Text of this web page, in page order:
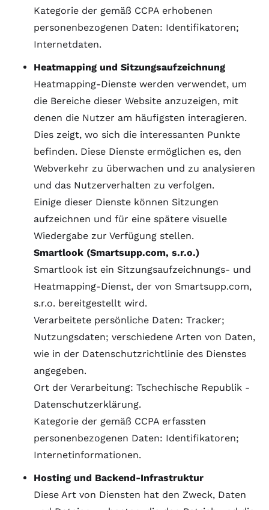
Kategorie der gemäß CCPA erhobenen
personenbezogenen Daten: Identifikatoren;
Internetdaten.
Heatmapping und Sitzungsaufzeichnung
Heatmapping-Dienste werden verwendet, um
die Bereiche dieser Website anzuzeigen, mit
denen die Nutzer am häufigsten interagieren.
Dies zeigt, wo sich die interessanten Punkte
befinden. Diese Dienste ermöglichen es, den
Webverkehr zu überwachen und zu analysieren
und das Nutzerverhalten zu verfolgen.
Einige dieser Dienste können Sitzungen
aufzeichnen und für eine spätere visuelle
Wiedergabe zur Verfügung stellen.
Smartlook (Smartsupp.com, s.r.o.)
Smartlook ist ein Sitzungsaufzeichnungs- und
Heatmapping-Dienst, der von Smartsupp.com,
s.r.o. bereitgestellt wird.
Verarbeitete persönliche Daten: Tracker;
Nutzungsdaten; verschiedene Arten von Daten,
wie in der Datenschutzrichtlinie des Dienstes
angegeben.
Ort der Verarbeitung: Tschechische Republik -
Datenschutzerklärung.
Kategorie der gemäß CCPA erfassten
personenbezogenen Daten: Identifikatoren;
Internetinformationen.
Hosting und Backend-Infrastruktur
Diese Art von Diensten hat den Zweck, Daten